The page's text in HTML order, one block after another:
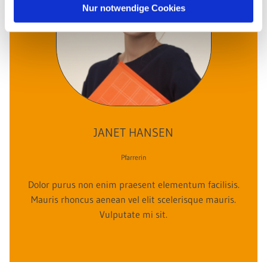
Nur notwendige Cookies
JANET HANSEN
Pfarrerin
Dolor purus non enim praesent elementum facilisis.
Mauris rhoncus aenean vel elit scelerisque mauris.
Vulputate mi sit.